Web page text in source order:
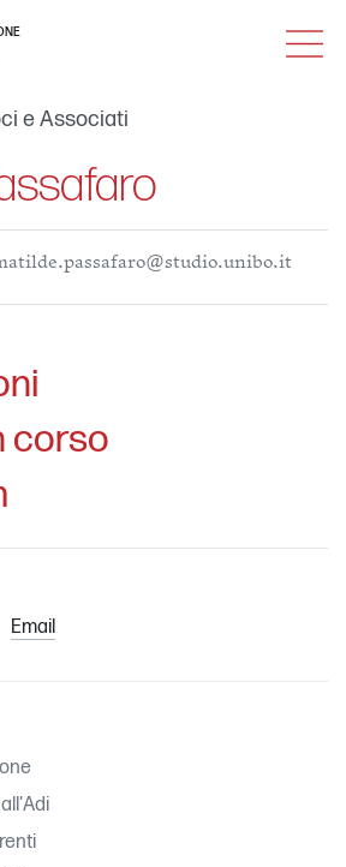
MENU
e Associati
corso
Email